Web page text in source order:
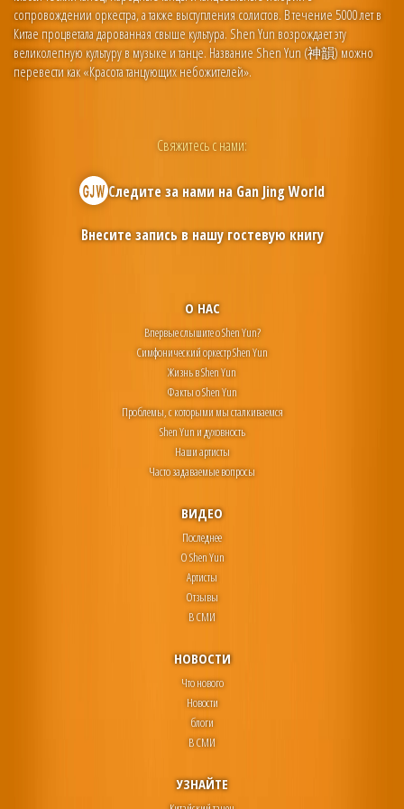
сопровождении оркестра, а также выступления солистов. В течение 5000 лет в
Китае процветала дарованная свыше культура. Shen Yun возрождает эту
великолепную культуру в музыке и танце. Название Shen Yun (神韻) можно
перевести как «Красота танцующих небожителей».
О НАС
Впервые слышите о Shen Yun?
Симфонический оркестр Shen Yun
Жизнь в Shen Yun
Факты о Shen Yun
Проблемы, с которыми мы сталкиваемся
Shen Yun и духовность
Наши артисты
Часто задаваемые вопросы
ВИДЕО
Последнее
О Shen Yun
Артисты
Отзывы
В СМИ
НОВОСТИ
Что нового
Новости
блоги
В СМИ
УЗНАЙТЕ
Свяжитесь с нами:
Следите за нами наGan Jing World
Внесите запись в нашу гостевую книгу